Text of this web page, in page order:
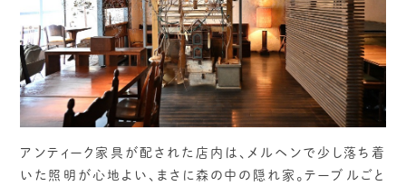
アンティーク家具が配された店内は、メルヘンで少し落ち着
いた照明が心地よい、まさに森の中の隠れ家。テーブルごと